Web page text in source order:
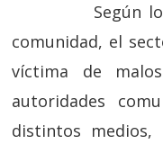
Según los
comunidad, el
víctima de
autoridades
distintos medios,